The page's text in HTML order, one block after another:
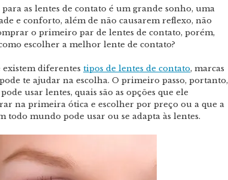
as lentes de contato é um grande sonho, uma
e conforto, além de não causarem reflexo, não
o primeiro par de lentes de contato, porém,
escolher a melhor lente de contato?
existem diferentes tipos de lentes de contato, marcas
te ajudar na escolha. O primeiro passo, portanto,
usar lentes, quais são as opções que ele
na primeira ótica e escolher por preço ou a que a
mundo pode usar ou se adapta às lentes.